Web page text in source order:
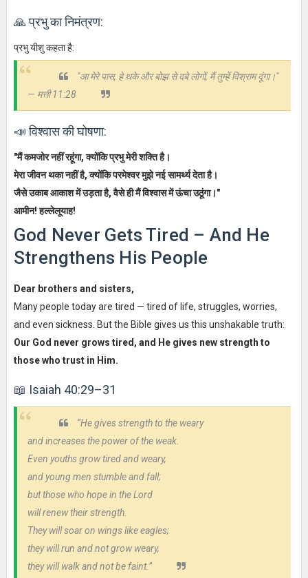
🙏 प्रभु का निमंत्रण:
प्रभु यीशु कहता है:
"आ मेरे पास, हे थके और बोझ से दबे लोगों, मैं तुम्हें विश्राम दूंगा।"
— मत्ती 11:28
📣 विश्वास की घोषणा:
"मैं कमजोर नहीं रहूंगा, क्योंकि प्रभु मेरी शक्ति है।
मेरा जीवन थका नहीं है, क्योंकि परमेश्वर मुझे नई सामर्थ्य देता है।
जैसे उकाब आकाश में उड़ता है, वैसे ही मैं विश्वास में ऊंचा उठूंगा।"
आमीन! हल्लेलूयाह!
God Never Gets Tired – And He
Strengthens His People
Dear brothers and sisters,
Many people today are tired — tired of life, struggles, worries,
and even sickness. But the Bible gives us this unshakable truth:
Our God never grows tired, and He gives new strength to
those who trust in Him.
📖 Isaiah 40:29–31
“He gives strength to the weary
and increases the power of the weak.
Even youths grow tired and weary,
and young men stumble and fall;
but those who hope in the Lord
will renew their strength.
They will soar on wings like eagles;
they will run and not grow weary,
they will walk and not be faint.”